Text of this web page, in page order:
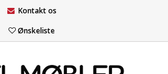
Kontakt os
Ønskeliste